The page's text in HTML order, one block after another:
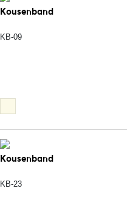
Kousenband
KB-09
Kousenband
KB-23